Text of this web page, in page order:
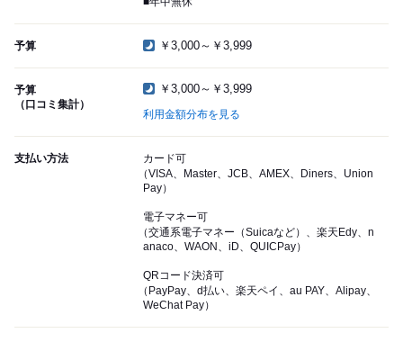
予算 ￥3,000～￥3,999
予算
（口コミ集計）
￥3,000～￥3,999
利用金額分布を見る
支払い方法
カード可
（VISA、Master、JCB、AMEX、Diners、Union
Pay）
電子マネー可
（交通系電子マネー（Suicaなど）、楽天Edy、n
anaco、WAON、iD、QUICPay）
QRコード決済可
（PayPay、d払い、楽天ペイ、au PAY、Alipay、
WeChat Pay）